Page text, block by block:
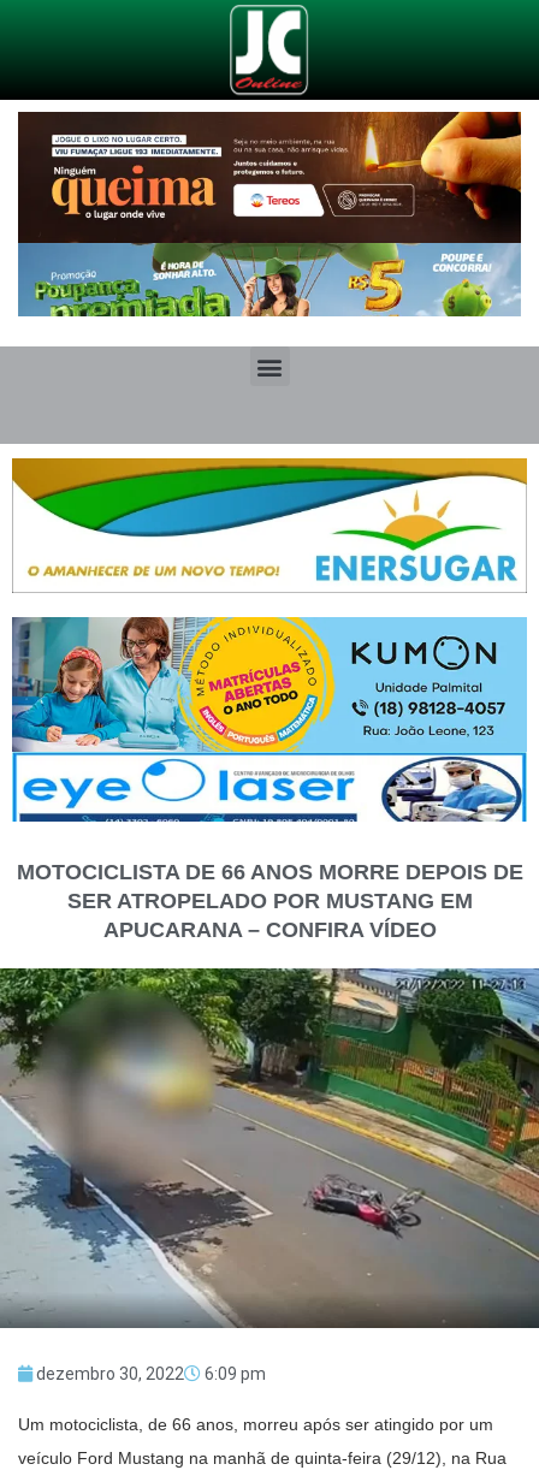
MOTOCICLISTA DE 66 ANOS MORRE DEPOIS DE
SER ATROPELADO POR MUSTANG EM
APUCARANA – CONFIRA VÍDEO
dezembro 30, 2022 6:09 pm
Um motociclista, de 66 anos, morreu após ser atingido por um
veículo Ford Mustang na manhã de quinta-feira (29/12), na Rua